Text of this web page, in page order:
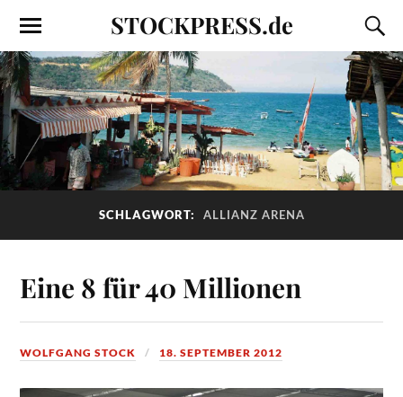
STOCKPRESS.de
SCHLAGWORT: ALLIANZ ARENA
Eine 8 für 40 Millionen
WOLFGANG STOCK 18. SEPTEMBER 2012